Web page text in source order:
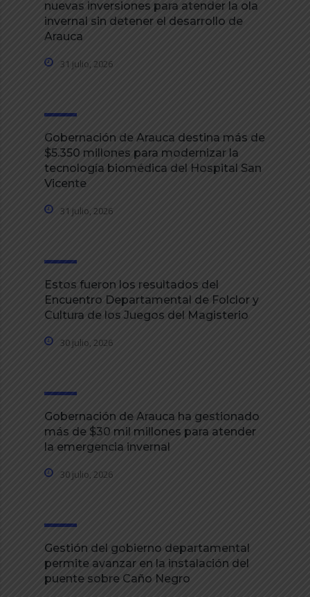
nuevas inversiones para atender la ola
invernal sin detener el desarrollo de
Arauca
31 julio, 2026
Gobernación de Arauca destina más de
$5.350 millones para modernizar la
tecnología biomédica del Hospital San
Vicente
31 julio, 2026
Estos fueron los resultados del
Encuentro Departamental de Folclor y
Cultura de los Juegos del Magisterio
30 julio, 2026
Gobernación de Arauca ha gestionado
más de $30 mil millones para atender
la emergencia invernal
30 julio, 2026
Gestión del gobierno departamental
permite avanzar en la instalación del
puente sobre Caño Negro